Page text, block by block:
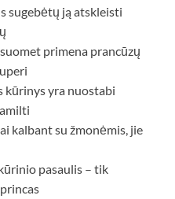
sugebėtų ją atskleisti
primena prancūzų
kūrinys yra nuostabi
kalbant su žmonėmis, jie
pasaulis – tik